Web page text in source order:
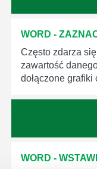
WORD -
Często zdarza
zawartość
dołączone grafiki
WORD -